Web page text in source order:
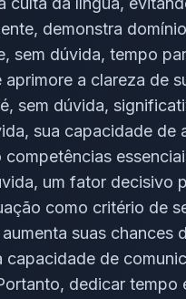
demonstra
sem dúvida, tempo
a clareza de
sem dúvida,
sua capacidade de
um fator decisivo
como critério de
suas chances
capacidade de
dedicar tempo